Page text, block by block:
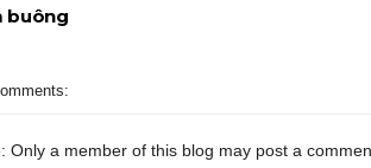
buông
Only a member of this blog may post a